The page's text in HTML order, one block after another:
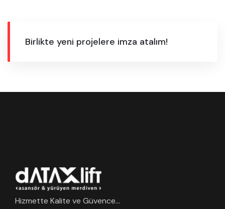
Birlikte yeni projelere imza atalım!
Hizmette Kalite ve Güvence...